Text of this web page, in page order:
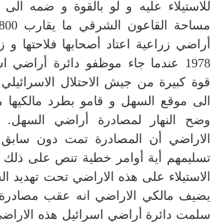
للاستيلاء عليه و لو بالقوة و ضمه الى
أراضي زراعية اعتاد أصحابها فلاحتها و
1978 عندما جاء موظفو دائرة
قوة كبيرة من جيش الاحتلال
الى موقع السهل و قامو بطرد
وضح النهار لمصادرة أراضي
الاراضي أن المصادرة تمت دون سابق
تسليمهم أية أوامر خطية تنص على
الاستيلاء على هذه الاراضي تحت تهديد
يضيف مالكي الاراضي انه عقب
سلمت دائرة أراضي اسرائيل هذه